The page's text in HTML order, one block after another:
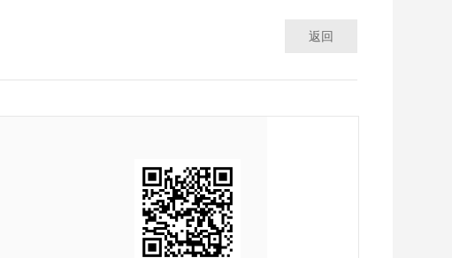
返回